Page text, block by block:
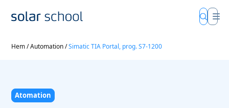
Hem/Automation/Simatic TIA Portal, prog. S7-1200
Atomation